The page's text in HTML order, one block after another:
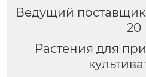
Ведущий поставщик
20
Растения для